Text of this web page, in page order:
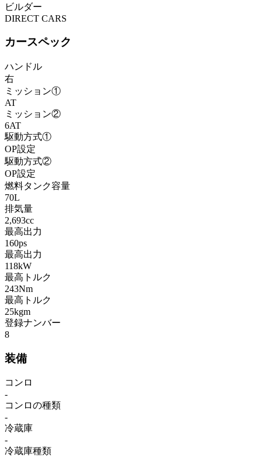
ビルダー
DIRECT CARS
カースペック
ハンドル
右
ミッション①
AT
ミッション②
6AT
駆動方式①
OP設定
駆動方式②
OP設定
燃料タンク容量
70L
排気量
2,693cc
最高出力
160ps
最高出力
118kW
最高トルク
243Nm
最高トルク
25kgm
登録ナンバー
8
装備
コンロ
-
コンロの種類
-
冷蔵庫
-
冷蔵庫種類